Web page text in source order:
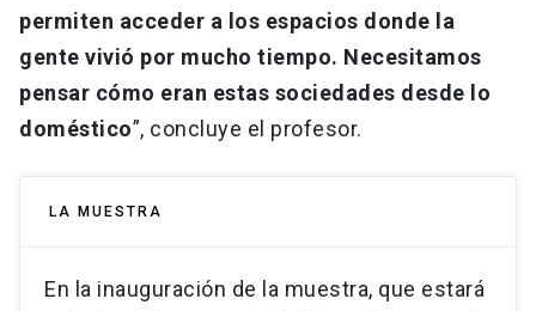
permiten acceder a los espacios donde la
gente vivió por mucho tiempo. Necesitamos
pensar cómo eran estas sociedades desde lo
doméstico”, concluye el profesor.
LA MUESTRA
En la inauguración de la muestra, que estará